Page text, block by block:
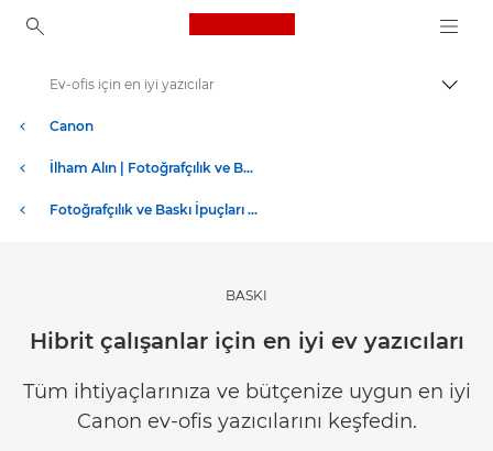
Canon Logo, back to
İçerik
Canon
İlham Alın | Fotoğrafçılık ve Baskı İpuçları ve Müşteri Kılavuzları
Fotoğrafçılık ve Baskı İpuçları ve Teknikleri
Ev-ofis için en iyi yazıcılar
BASKI
Hibrit çalışanlar için en iyi ev yazıcıları
Tüm ihtiyaçlarınıza ve bütçenize uygun en iyi
Canon ev-ofis yazıcılarını keşfedin.